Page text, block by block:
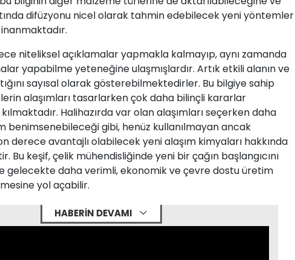
difüzyonu nicel olarak tahmin edebilecek yeni yöntemler
niteliksel açıklamalar yapmakla kalmayıp, aynı zamanda
yapabilme yeteneğine ulaşmışlardır. Artık etkili alanın ve
sayısal olarak gösterebilmektedirler. Bu bilgiye sahip
alaşımları tasarlarken çok daha bilinçli kararlar
Halihazırda var olan alaşımları seçerken daha
benimsenebileceği gibi, henüz kullanılmayan ancak
derece avantajlı olabilecek yeni alaşım kimyaları hakkında
Bu keşif, çelik mühendisliğinde yeni bir çağın başlangıcını
gelecekte daha verimli, ekonomik ve çevre dostu üretim
yol açabilir.
HABERİN DEVAMI